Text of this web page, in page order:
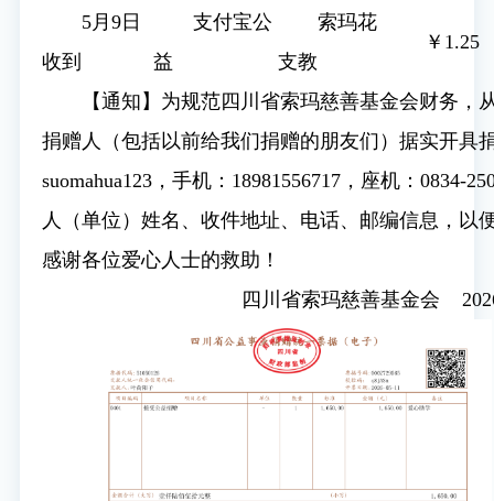
5月9日
收到
支付宝公
益
索玛花
支教
￥1.25
【通知】为规范四川省索玛慈善基金会财务，
捐赠人（包括以前给我们捐赠的朋友们）据实开具
suomahua123，手机：18981556717，座机：0834-
人（单位）姓名、收件地址、电话、邮编信息，以
感谢各位爱心人士的救助！
四川省索玛慈善基金会 2026